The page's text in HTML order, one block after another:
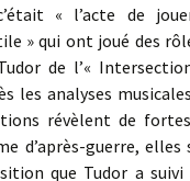
« l’acte de
» qui ont joué des
de l’«
les analyses
révèlent de
d’après-guerre,
que Tudor a suivi